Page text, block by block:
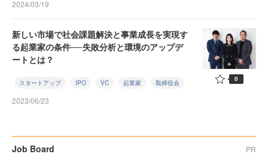
2024/03/19
新しい市場で社会課題解決と事業成長を実現す
る起業家の条件──失敗分析と環境のアップデ
ートとは？
スタートアップ IPO VC 起業家 取締役会
2023/06/23
0
Job Board PR